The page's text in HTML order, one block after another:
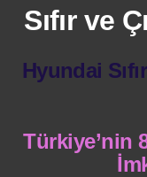
Sıfır ve
Hyundai
Türkiye’nin